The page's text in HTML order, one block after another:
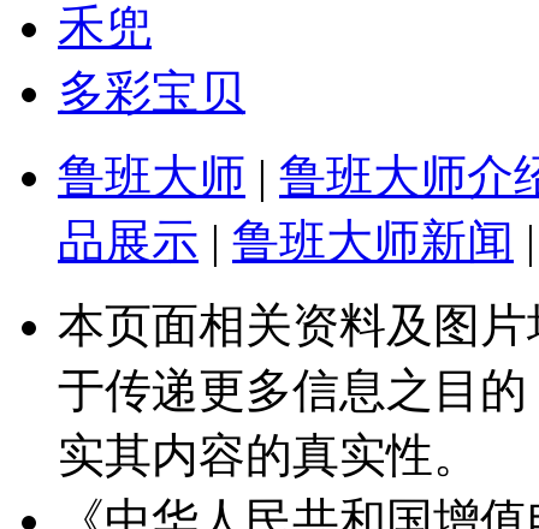
禾兜
多彩宝贝
鲁班大师 | 鲁班大师介
品展示 | 鲁班大师新闻 |
本页面相关资料及图
于传递更多信息之目
实其内容的真实性。